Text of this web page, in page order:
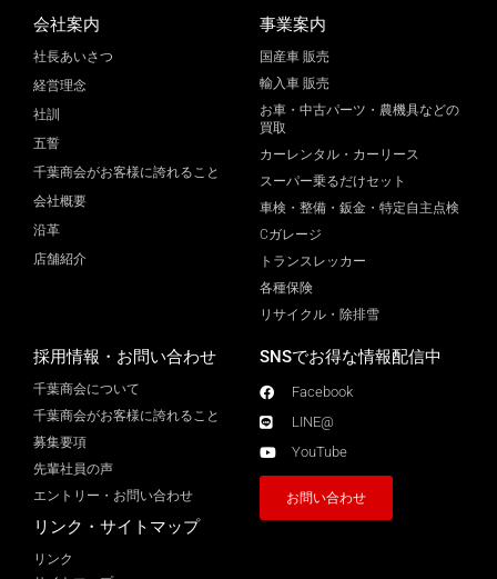
会社案内
社長あいさつ
経営理念
社訓
五誓
千葉商会がお客様に誇れること
会社概要
沿革
店舗紹介
事業案内
国産車 販売
輸入車 販売
お車・中古パーツ・農機具などの
買取
カーレンタル・カーリース
スーパー乗るだけセット
車検・整備・鈑金・特定自主点検
Cガレージ
トランスレッカー
各種保険
リサイクル・除排雪
採用情報・お問い合わせ
千葉商会について
千葉商会がお客様に誇れること​
募集要項
先輩社員の声
エントリー・お問い合わせ
リンク・サイトマップ
リンク
SNSでお得な情報配信中
Facebook
LINE@
YouTube
お問い合わせ